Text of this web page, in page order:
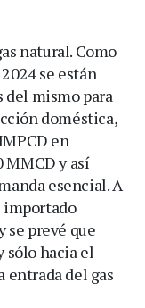
natural. Como
se están
mismo para
doméstica,
en
MMCD y así
esencial. A
importado
se prevé que
sólo hacia el
entrada del gas